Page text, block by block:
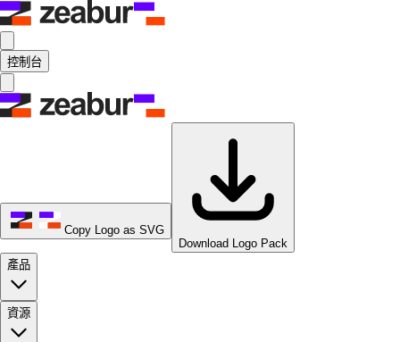
控制台
Copy Logo as SVG
Download Logo Pack
產品
資源